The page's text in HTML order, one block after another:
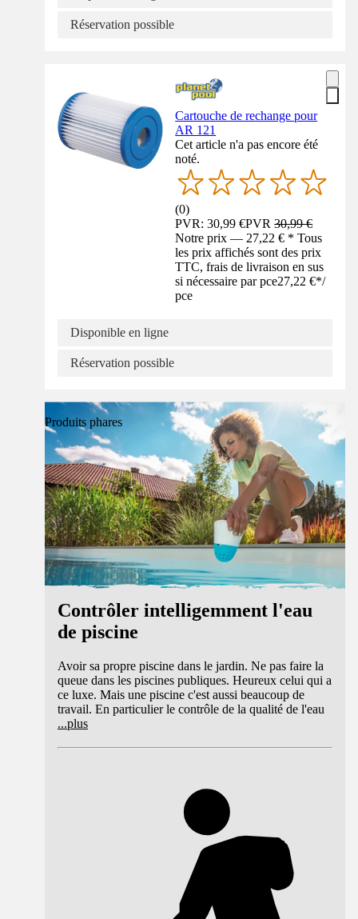
Réservation possible
Cartouche de rechange pour
AR 121
Cet article n'a pas encore été
noté.
(0)
PVR: 30,99 €PVR30,99 €
Notre prix — 27,22 € * Tous
les prix affichés sont des prix
TTC, frais de livraison en sus
si nécessaire par pce27,22 €*/
pce
Disponible en ligne
Réservation possible
Produits phares
Contrôler intelligemment l'eau
de piscine
Avoir sa propre piscine dans le jardin. Ne pas faire la
queue dans les piscines publiques. Heureux celui qui a
ce luxe. Mais une piscine c'est aussi beaucoup de
travail. En particulier le contrôle de la qualité de l'eau
...plus